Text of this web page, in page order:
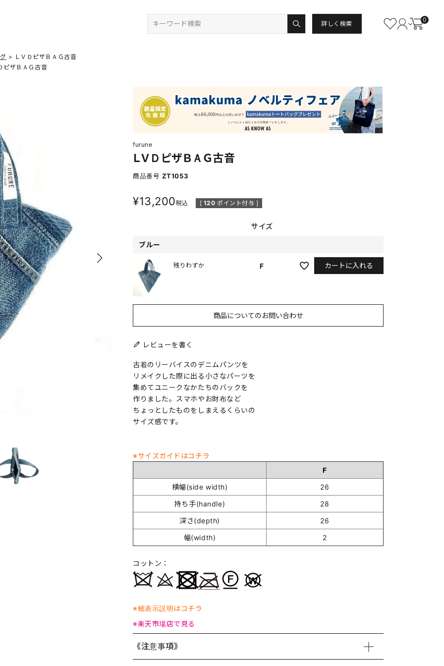
詳しく検索
0
ＬＶＤピザＢＡＧ古音
ピザＢＡＧ古音
furune
ＬＶＤピザＢＡＧ古音
商品番号 ZT1053
¥13,200税込 [ 120 ポイント付与 ]
サイズ
ブルー
F
残りわずか カートに入れる
商品についてのお問い合わせ
レビューを書く
古着のリーバイスのデニムパンツを
リメイクした際に出る小さなパーツを
集めてユニークなかたちのバックを
作りました。スマホやお財布など
ちょっとしたものをしまえるくらいの
サイズ感です。
※サイズガイドはコチラ
F
横幅(side width)
26
持ち手(handle)
28
深さ(depth)
26
幅(width)
2
コットン：
※絵表示説明はコチラ
※楽天市場店で見る
《注意事項》